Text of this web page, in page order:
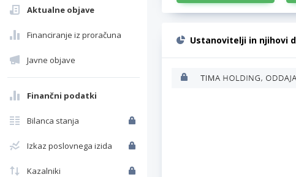
Aktualne objave
Financiranje iz proračuna
Javne objave
Finančni podatki
Bilanca stanja
Izkaz poslovnega izida
Kazalniki
Ustanovitelji in njihovi